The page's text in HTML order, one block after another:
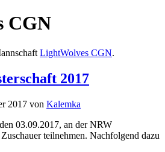
CGN
LightWolves CGN.
2017
2017 von Kalemka
03.09.2017, an der NRW
teilnehmen. Nachfolgend dazu